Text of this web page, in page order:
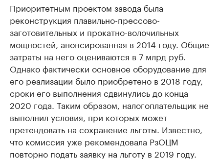
Приоритетным проектом завода была
реконструкция плавильно-прессово-
заготовительных и прокатно-волочильных
мощностей, анонсированная в 2014 году. Общие
затраты на него оцениваются в 7 млрд руб.​
Однако фактически основное оборудование для
его реализации было приобретено в 2018 году,
сроки его выполнения сдвинулись до конца
2020 года. Таким образом, налогоплательщик не
выполнил условия, при которых может
претендовать на сохранение льготы. Известно,
что комиссия уже рекомендовала РзОЦМ
повторно подать заявку на льготу в 2019 году.